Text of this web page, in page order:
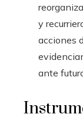
y
acciones
ante